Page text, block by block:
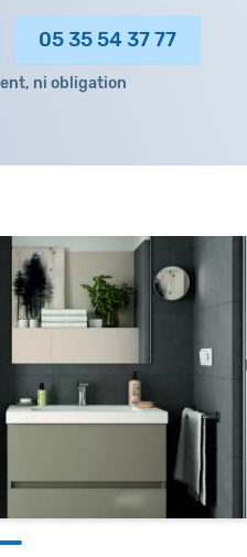
05 35 54 37 77
ni obligation